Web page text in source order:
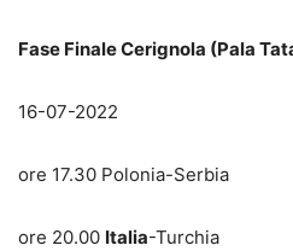
Fase Finale Cerignola (Pala
16-07-2022
ore 17.30 Polonia-Serbia
ore 20.00 Italia-Turchia